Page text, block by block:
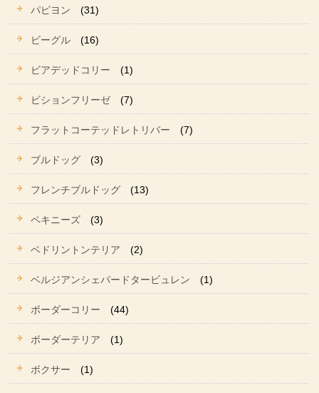
パピヨン (31)
ビーグル (16)
ビアデッドコリー (1)
ビションフリーゼ (7)
フラットコーテッドレトリバー (7)
ブルドッグ (3)
フレンチブルドッグ (13)
ペキニーズ (3)
ベドリントンテリア (2)
ベルジアンシェパードタービュレン (1)
ボーダーコリー (44)
ボーダーテリア (1)
ボクサー (1)